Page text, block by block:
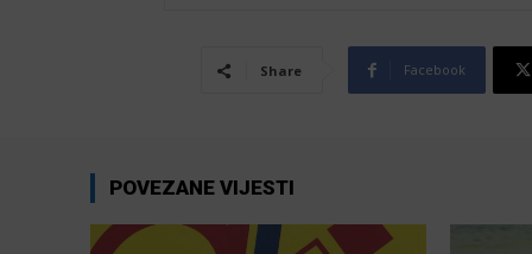
Share Facebook
POVEZANE VIJESTI